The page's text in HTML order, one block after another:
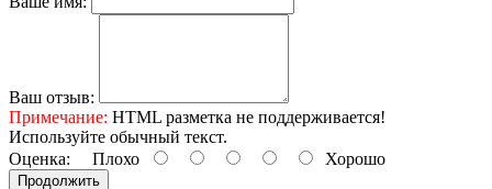
Ваш отзыв:
Примечание: HTML разметка не поддерживается!
Используйте обычный текст.
Оценка: Плохо Хорошо
Продолжить